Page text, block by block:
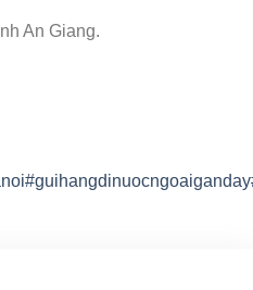
An Giang.
#guihangdinuocngoaiganday